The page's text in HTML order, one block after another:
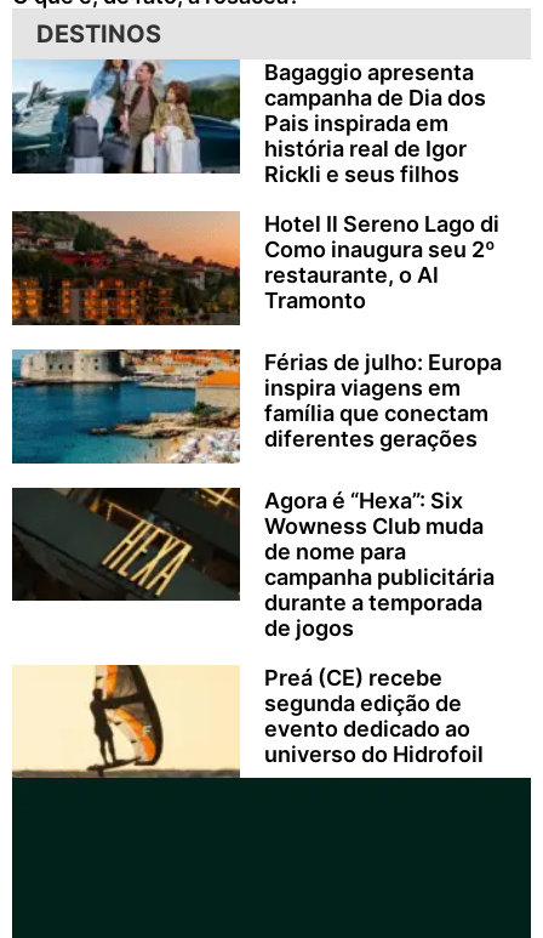
DESTINOS
Bagaggio apresenta
campanha de Dia dos
Pais inspirada em
história real de Igor
Rickli e seus filhos
Hotel Il Sereno Lago di
Como inaugura seu 2º
restaurante, o Al
Tramonto
Férias de julho: Europa
inspira viagens em
família que conectam
diferentes gerações
Agora é “Hexa”: Six
Wowness Club muda
de nome para
campanha publicitária
durante a temporada
de jogos
Preá (CE) recebe
segunda edição de
evento dedicado ao
universo do Hidrofoil